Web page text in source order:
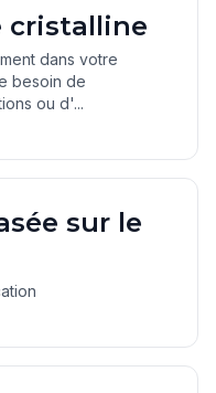
cristalline
dans votre
besoin de
ou d'...
sur le